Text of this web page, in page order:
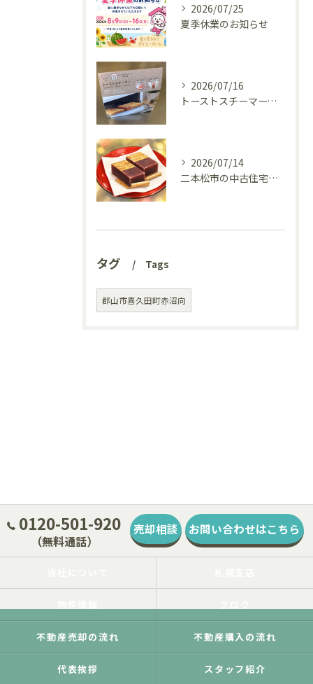
2026/07/25
夏季休業のお知らせ
2026/07/16
トーストスチーマーで、いつものパンが少し変わった話
2026/07/14
二本松市の中古住宅、リフォーム前の様子を見てきました(^^♪
タグ Tags
郡山市喜久田町赤沼向
0120-501-920
（無料通話）
売却相談 お問い合わせはこちら
不動産売却の流れ 不動産購入の流れ
代表挨拶 スタッフ紹介